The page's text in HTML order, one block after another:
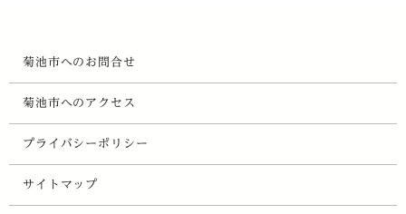
菊池市へのお問合せ
菊池市へのアクセス
プライバシーポリシー
サイトマップ